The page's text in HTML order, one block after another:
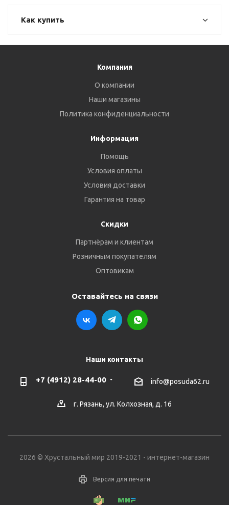
Как купить
Компания
О компании
Наши магазины
Политика конфиденциальности
Информация
Помощь
Условия оплаты
Условия доставки
Гарантия на товар
Скидки
Партнёрам и клиентам
Розничным покупателям
Оптовикам
Оставайтесь на связи
Наши контакты
+7 (4912) 28-44-00 info@posuda62.ru
г. Рязань, ул. Колхозная, д. 16
2026 © Хрустальный мир 2019-2021 - интернет-магазин
Версия для печати